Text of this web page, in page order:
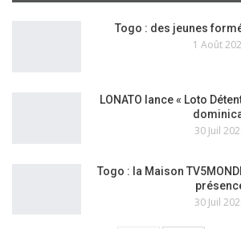
Togo : des jeunes
1 Août
LONATO lance « Loto
30 Juil
Togo : la Maison
30 Juil